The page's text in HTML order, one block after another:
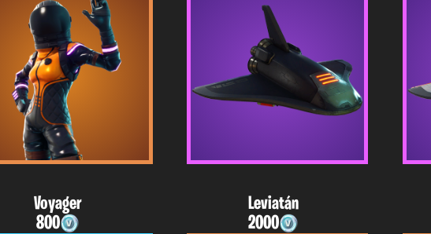
Voyager
800
Leviatán
2000